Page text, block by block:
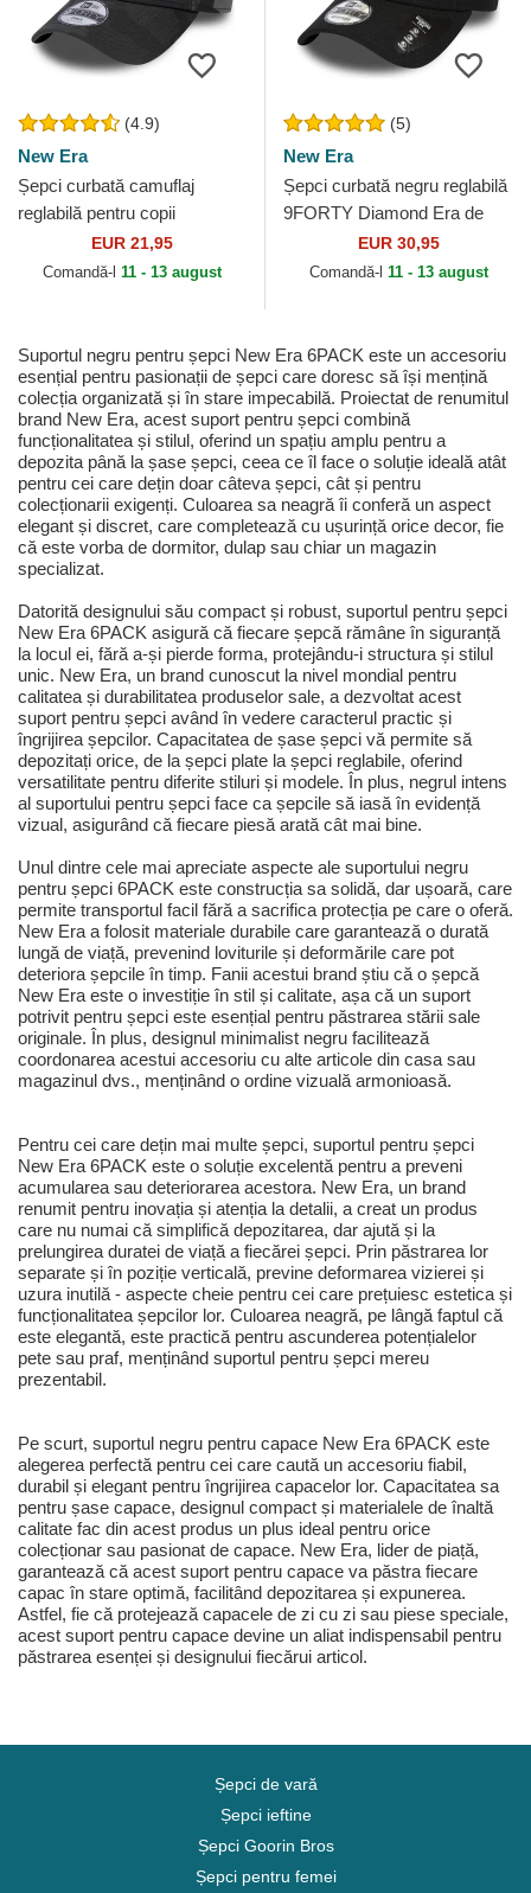
(4.9)
New Era
Șepci curbată camuflaj
reglabilă pentru copii
9FORTY League Essential
de New York Yankees MLB
EUR 21,95
Comandă-l 11 - 13 august
(5)
New Era
Șepci curbată negru reglabilă
9FORTY Diamond Era de
New York Yankees MLB de
New Era
EUR 30,95
Comandă-l 11 - 13 august
Suportul negru pentru șepci New Era 6PACK este un accesoriu
esențial pentru pasionații de șepci care doresc să își mențină
colecția organizată și în stare impecabilă. Proiectat de renumitul
brand New Era, acest suport pentru șepci combină
funcționalitatea și stilul, oferind un spațiu amplu pentru a
depozita până la șase șepci, ceea ce îl face o soluție ideală atât
pentru cei care dețin doar câteva șepci, cât și pentru
colecționarii exigenți. Culoarea sa neagră îi conferă un aspect
elegant și discret, care completează cu ușurință orice decor, fie
că este vorba de dormitor, dulap sau chiar un magazin
specializat.
Datorită designului său compact și robust, suportul pentru șepci
New Era 6PACK asigură că fiecare șepcă rămâne în siguranță
la locul ei, fără a-și pierde forma, protejându-i structura și stilul
unic. New Era, un brand cunoscut la nivel mondial pentru
calitatea și durabilitatea produselor sale, a dezvoltat acest
suport pentru șepci având în vedere caracterul practic și
îngrijirea șepcilor. Capacitatea de șase șepci vă permite să
depozitați orice, de la șepci plate la șepci reglabile, oferind
versatilitate pentru diferite stiluri și modele. În plus, negrul intens
al suportului pentru șepci face ca șepcile să iasă în evidență
vizual, asigurând că fiecare piesă arată cât mai bine.
Unul dintre cele mai apreciate aspecte ale suportului negru
pentru șepci 6PACK este construcția sa solidă, dar ușoară, care
permite transportul facil fără a sacrifica protecția pe care o oferă.
New Era a folosit materiale durabile care garantează o durată
lungă de viață, prevenind loviturile și deformările care pot
deteriora șepcile în timp. Fanii acestui brand știu că o șepcă
New Era este o investiție în stil și calitate, așa că un suport
potrivit pentru șepci este esențial pentru păstrarea stării sale
originale. În plus, designul minimalist negru facilitează
coordonarea acestui accesoriu cu alte articole din casa sau
magazinul dvs., menținând o ordine vizuală armonioasă.
Pentru cei care dețin mai multe șepci, suportul pentru șepci
New Era 6PACK este o soluție excelentă pentru a preveni
acumularea sau deteriorarea acestora. New Era, un brand
renumit pentru inovația și atenția la detalii, a creat un produs
care nu numai că simplifică depozitarea, dar ajută și la
prelungirea duratei de viață a fiecărei șepci. Prin păstrarea lor
separate și în poziție verticală, previne deformarea vizierei și
uzura inutilă - aspecte cheie pentru cei care prețuiesc estetica și
funcționalitatea șepcilor lor. Culoarea neagră, pe lângă faptul că
este elegantă, este practică pentru ascunderea potențialelor
pete sau praf, menținând suportul pentru șepci mereu
prezentabil.
Pe scurt, suportul negru pentru capace New Era 6PACK este
alegerea perfectă pentru cei care caută un accesoriu fiabil,
durabil și elegant pentru îngrijirea capacelor lor. Capacitatea sa
pentru șase capace, designul compact și materialele de înaltă
calitate fac din acest produs un plus ideal pentru orice
colecționar sau pasionat de capace. New Era, lider de piață,
garantează că acest suport pentru capace va păstra fiecare
capac în stare optimă, facilitând depozitarea și expunerea.
Astfel, fie că protejează capacele de zi cu zi sau piese speciale,
acest suport pentru capace devine un aliat indispensabil pentru
păstrarea esenței și designului fiecărui articol.
Șepci de vară
Șepci ieftine
Șepci Goorin Bros
Șepci pentru femei